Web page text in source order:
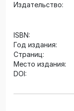
Издательство:
ISBN:
Год издания:
Страниц:
Место издания:
DOI: